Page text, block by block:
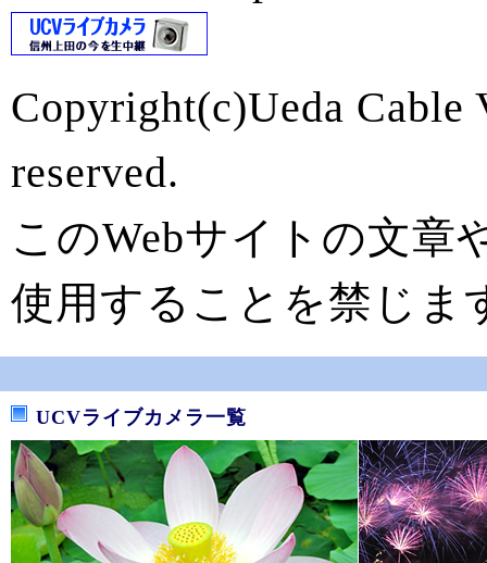
Copyright(c)Ueda
reserved.
このWebサイトの文章
使用することを禁じま
UCVライブカメラ一覧